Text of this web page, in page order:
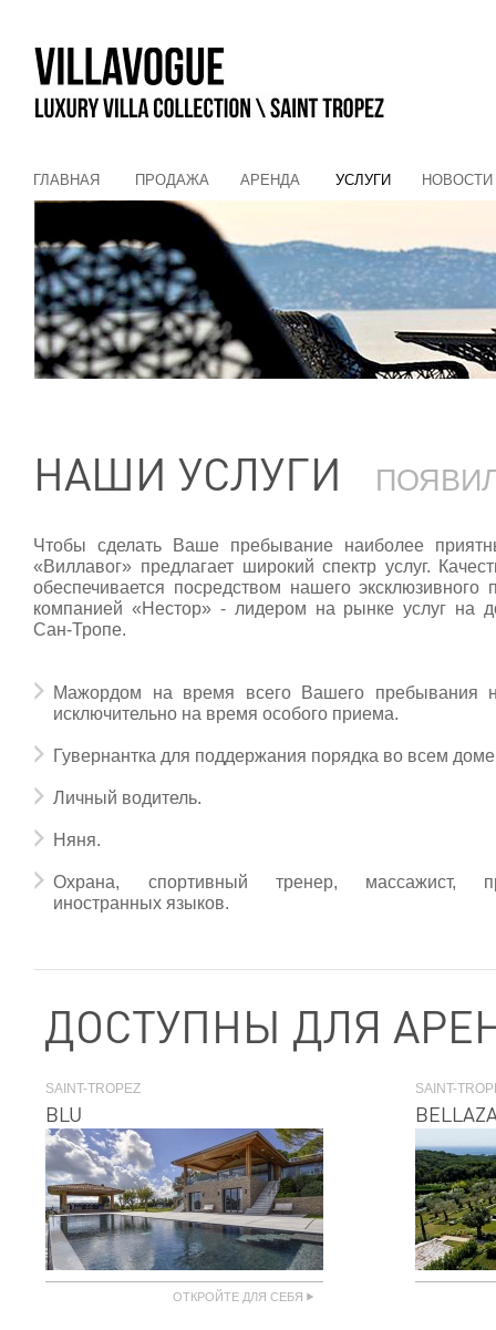
ГЛАВНАЯ ПРОДАЖА АРЕНДА УСЛУГИ НОВОСТИ
НАШИ УСЛУГИ
Чтобы сделать Ваше пребывание наиболее
«Виллавог» предлагает широкий спектр услуг.
обеспечивается посредством нашего эксклюзивного
компанией «Нестор» - лидером на рынке услуг на
Сан-Тропе.
Мажордом на время всего Вашего пребывания
исключительно на время особого приема.
Гувернантка для поддержания порядка во всем
Личный водитель.
Няня.
Охрана, спортивный тренер, массажист,
иностранных языков.
ДОСТУПНЫ ДЛЯ
SAINT-TROPEZ
BLU
ОТКРОЙТЕ ДЛЯ СЕБЯ
SAINT-